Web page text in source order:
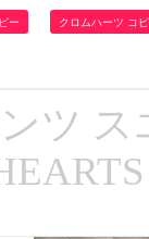
ー クロムハーツ コ
ツ